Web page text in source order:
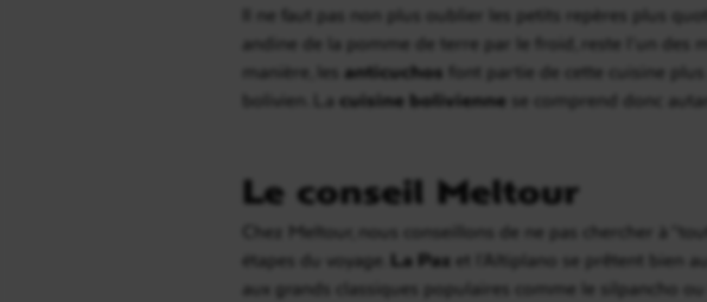
Il ne faut pas non plus oublier les petits repères plus
andine de la pomme de terre par le froid, reste l’un
manière, les anticuchos font partie de cette cuisine
bolivien. La cuisine bolivienne se comprend donc
Le conseil Meltour
Chez Meltour, nous conseillons de ne pas chercher à
étapes du voyage. La Paz et l’Altiplano se prêtent bien
aux grands classiques populaires comme le silpancho ou